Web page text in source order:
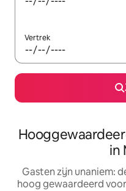
Vertrek
in
Gasten zijn unaniem:
hoog gewaardeerd